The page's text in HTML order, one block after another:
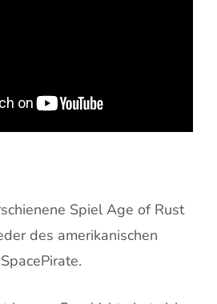
Spiel Age of Rust
des amerikanischen